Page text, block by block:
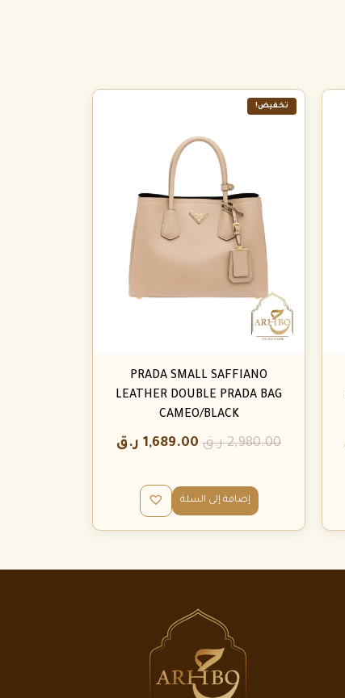
تخفيض!
PRADA SMALL SAFFIANO
LEATHER DOUBLE PRADA BAG
CAMEO/BLACK
2,980.00 ر.ق 1,689.00 ر.ق
إضافة إلى السلة